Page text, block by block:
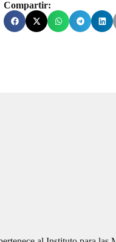
Compartir: